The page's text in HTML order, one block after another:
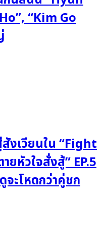
“Kim Go
งเวียนใน “Fight
หัวใจสั่งสู้” EP.5
ะโหดกว่าคู่ชก